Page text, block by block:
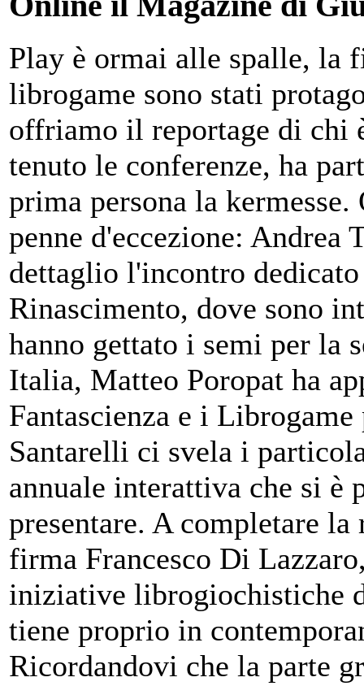
Play è ormai alle spalle, la
librogame sono stati
offriamo il reportage di chi
tenuto le conferenze, ha
prima persona la
penne d'eccezione:
dettaglio l'incontro
Rinascimento, dove sono
hanno gettato i semi per la
Italia, Matteo Poropat ha
Fantascienza e i
Santarelli ci svela i
annuale interattiva che si è
presentare. A completare
firma Francesco Di
iniziative librogiochistiche
tiene proprio in
Ricordandovi che la parte